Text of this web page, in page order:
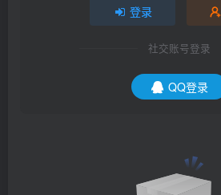
登录
社交账号登录
QQ登录